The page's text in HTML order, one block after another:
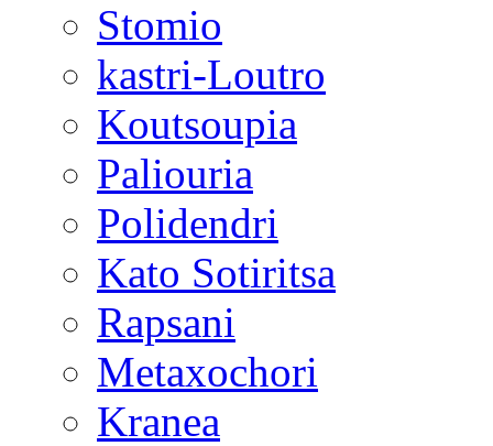
Stomio
kastri-Loutro
Koutsoupia
Paliouria
Polidendri
Kato Sotiritsa
Rapsani
Metaxochori
Kranea